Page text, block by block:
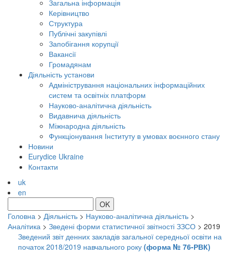
Загальна інформація
Керівництво
Структура
Публічні закупівлі
Запобігання корупції
Вакансії
Громадянам
Діяльність установи
Адміністрування національних інформаційних
систем та освітніх платформ
Науково-аналітична діяльність
Видавнича діяльність
Міжнародна діяльність
Функціонування Інституту в умовах воєнного стану
Новини
Eurydice Ukraine
Контакти
uk
en
OK
Головна > Діяльність > Науково-аналітична діяльність >
Аналітика > Зведені форми статистичної звітності ЗЗСО > 2019
Зведений звіт денних закладів загальної середньої освіти на
початок 2018/2019 навчального року (форма № 76-РВК)